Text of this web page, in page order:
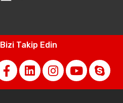
Bizi Takip Edin